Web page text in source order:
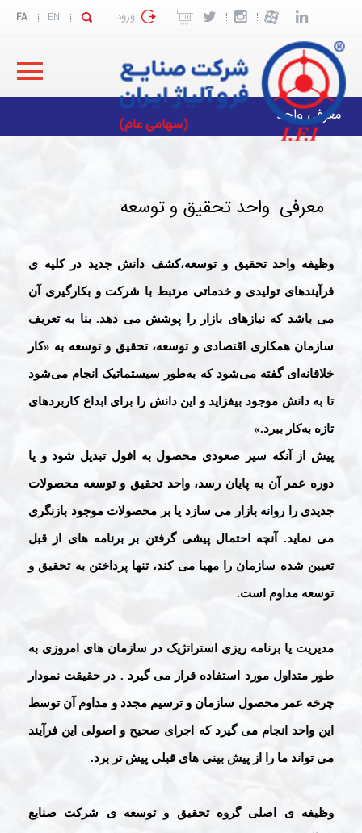
ورود EN
FA
معرفی واحد
معرفی واحد تحقیق و توسعه
وظیفه واحد تحقیق و توسعه،کشف دانش جدید در کلیه ی
فرآیندهای تولیدی و خدماتی مرتبط با شرکت و بکارگیری آن
می باشد که نیازهای بازار را پوشش می دهد. بنا به تعریف
سازمان همکاری اقتصادی و توسعه، تحقیق و توسعه به «کار
خلاقانه‌ای گفته می‌شود که به‌طور سیستماتیک انجام می‌شود
تا به دانش موجود بیفزاید و این دانش را برای ابداع کاربردهای
تازه به‌کار ببرد.»
پیش از آنکه سیر صعودی محصول به افول تبدیل شود و یا
دوره عمر آن به پایان رسد، واحد تحقیق و توسعه محصولات
جدیدی را روانه بازار می سازد یا بر محصولات موجود بازنگری
می نماید. آنچه احتمال پیشی گرفتن بر برنامه های از قبل
تعیین شده سازمان را مهیا می کند، تنها پرداختن به تحقیق و
توسعه مداوم است.
مدیریت یا برنامه ریزی استراتژیک در سازمان های امروزی به
طور متداول مورد استفاده قرار می گیرد . در حقیقت نمودار
چرخه عمر محصول سازمان و ترسیم مجدد و مداوم آن توسط
این واحد انجام می گیرد که اجرای صحیح و اصولی این فرآیند
می تواند ما را از پیش بینی های قبلی پیش تر برد.
وظیفه ی اصلی گروه تحقیق و توسعه ی شرکت صنایع